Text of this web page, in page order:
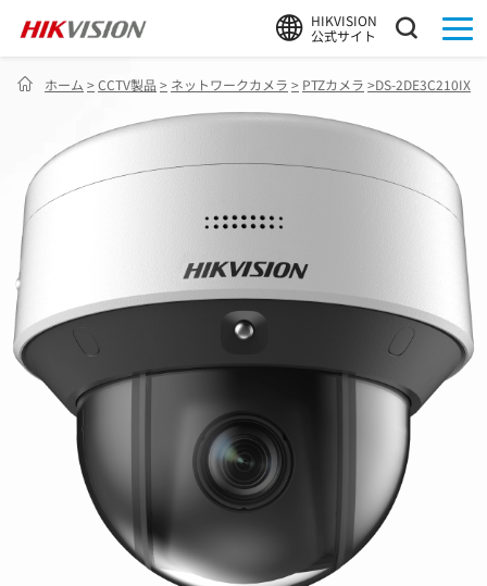
HIKVISION
公式サイト
ホーム >CCTV製品 > ネットワークカメラ > PTZカメラ >DS-2DE3C210IX-